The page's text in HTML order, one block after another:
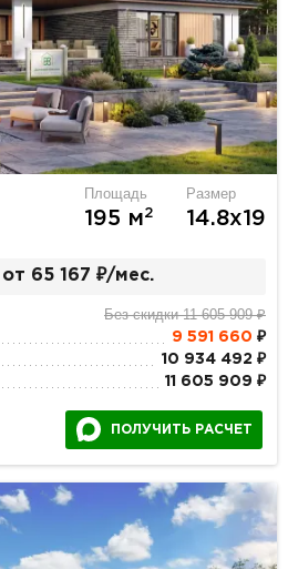
Площадь
195 м2
Размер
14.8х19
от 65 167 ₽/мес.
Без скидки 11 605 909 ₽
9 591 660 ₽
10 934 492 ₽
11 605 909 ₽
ПОЛУЧИТЬ РАСЧЕТ